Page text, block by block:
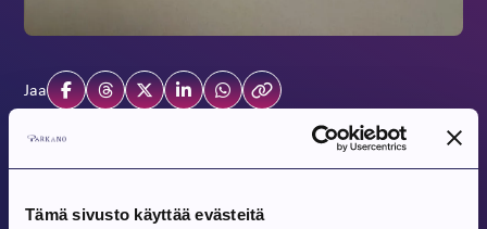
Tämä sivusto käyttää evästeitä
Jaa
Tulevat tapahtumat